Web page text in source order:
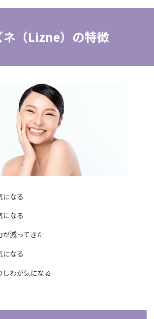
ネ（Lizne）の特徴
になる
になる
が減ってきた
になる
しわが気になる